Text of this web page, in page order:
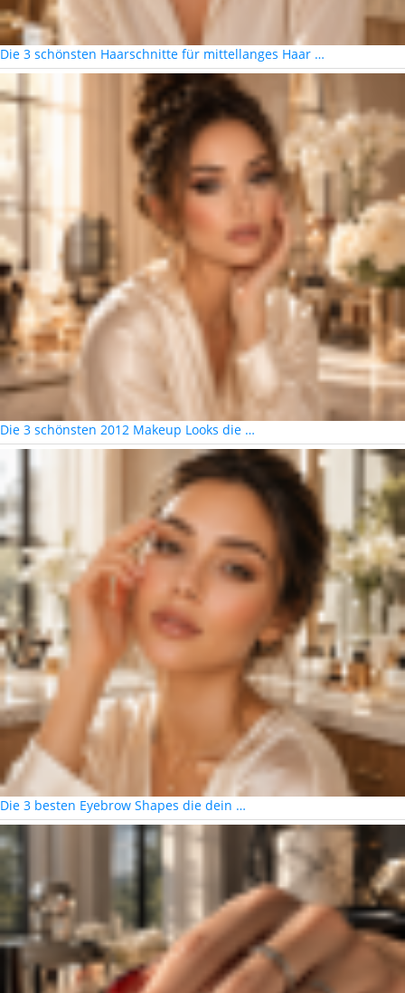
Die 3 schönsten Haarschnitte für mittellanges Haar …
Die 3 schönsten 2012 Makeup Looks die …
Die 3 besten Eyebrow Shapes die dein …